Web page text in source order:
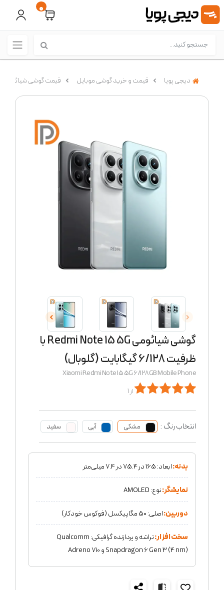
0
دیجی پویا قیمت و خرید گوشی موبایل قیمت گوشی شیائومی (Xiaomi)
گوشی شیائومی Redmi Note 15 5G با
ظرفیت 6/128 گیگابایت (گلوبال)
Xiaomi Redmi Note 15 5G 6/128GB Mobile Phone
از 1
انتخاب رنگ : مشکی آبی سفید
بدنه:ابعاد: 165 در 75.4 در 7.4 میلی‌متر
نمایشگر:نوع: AMOLED
دوربین:اصلی: 50 مگاپیکسل (فوکوس خودکار)
سخت افزار:
تراشه و پردازنده گرافیکی: Qualcomm
Snapdragon 6 Gen 3 (4 nm) و Adreno 710